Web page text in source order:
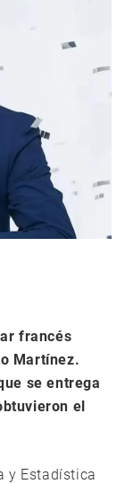
francés
Martínez.
se entrega
el
y Estadística